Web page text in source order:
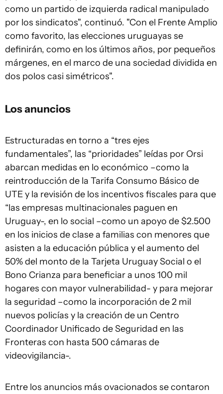
como un partido de izquierda radical manipulado
por los sindicatos", continuó. "Con el Frente Amplio
como favorito, las elecciones uruguayas se
definirán, como en los últimos años, por pequeños
márgenes, en el marco de una sociedad dividida en
dos polos casi simétricos".
Los anuncios
Estructuradas en torno a “tres ejes
fundamentales”, las “prioridades” leídas por Orsi
abarcan medidas en lo económico –como la
reintroducción de la Tarifa Consumo Básico de
UTE y la revisión de los incentivos fiscales para que
“las empresas multinacionales paguen en
Uruguay-, en lo social –como un apoyo de $2.500
en los inicios de clase a familias con menores que
asisten a la educación pública y el aumento del
50% del monto de la Tarjeta Uruguay Social o el
Bono Crianza para beneficiar a unos 100 mil
hogares con mayor vulnerabilidad- y para mejorar
la seguridad –como la incorporación de 2 mil
nuevos policías y la creación de un Centro
Coordinador Unificado de Seguridad en las
Fronteras con hasta 500 cámaras de
videovigilancia-.
Entre los anuncios más ovacionados se contaron